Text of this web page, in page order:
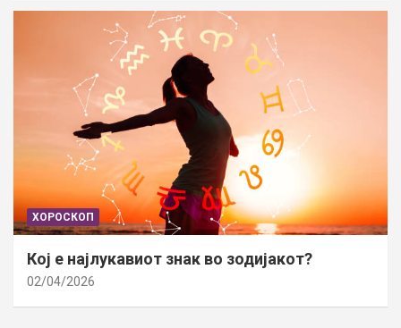
ХОРОСКОП
Кој е најлукавиот знак во зодијакот?
02/04/2026